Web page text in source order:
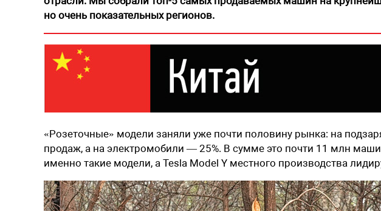
но очень показательных регионов.
«Розеточные» модели заняли уже почти половину рынка: на
продаж, а на электромобили — 25%. В сумме это почти 11 млн
именно такие модели, а Tesla Model Y местного производства